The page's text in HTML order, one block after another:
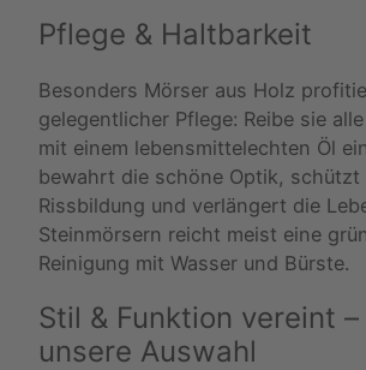
Pflege & Haltbarkeit
Besonders Mörser aus Holz
gelegentlicher Pflege: Reibe sie
mit einem lebensmittelechten Öl
bewahrt die schöne Optik, schützt
Rissbildung und verlängert die
Steinmörsern reicht meist eine
Reinigung mit Wasser und Bürste.
Stil & Funktion vereint
unsere Auswahl